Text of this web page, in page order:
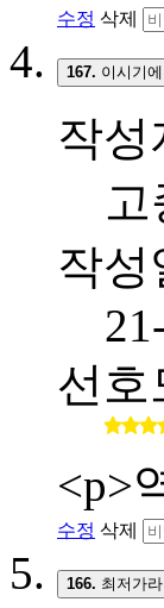
수정 삭제
167. 이시기
작성
고
작성
선호
<p>
수정 삭제
166. 최저가